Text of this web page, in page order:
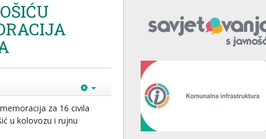
za 16 civila
u kolovozu i rujnu